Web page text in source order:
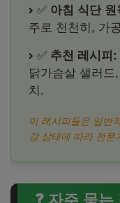
✅ 아침 식단 원
주로 천천히, 가
✅ 추천 레시피:
닭가슴살 샐러드
치.
이 레시피들은 일반
강 상태에 따라 전문